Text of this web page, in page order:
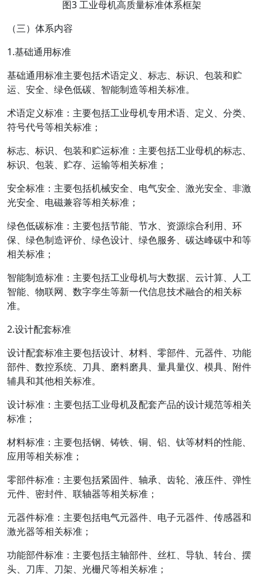
图3 工业母机高质量标准体系框架
（三）体系内容
1.基础通用标准
基础通用标准主要包括术语定义、标志、标识、包装和贮
运、安全、绿色低碳、智能制造等相关标准。
术语定义标准：主要包括工业母机专用术语、定义、分类、
符号代号等相关标准；
标志、标识、包装和贮运标准：主要包括工业母机的标志、
标识、包装、贮存、运输等相关标准；
安全标准：主要包括机械安全、电气安全、激光安全、非激
光安全、电磁兼容等相关标准；
绿色低碳标准：主要包括节能、节水、资源综合利用、环
保、绿色制造评价、绿色设计、绿色服务、碳达峰碳中和等
相关标准；
智能制造标准：主要包括工业母机与大数据、云计算、人工
智能、物联网、数字孪生等新一代信息技术融合的相关标
准。
2.设计配套标准
设计配套标准主要包括设计、材料、零部件、元器件、功能
部件、数控系统、刀具、磨料磨具、量具量仪、模具、附件
辅具和其他相关标准。
设计标准：主要包括工业母机及配套产品的设计规范等相关
标准；
材料标准：主要包括钢、铸铁、铜、铝、钛等材料的性能、
应用等相关标准；
零部件标准：主要包括紧固件、轴承、齿轮、液压件、弹性
元件、密封件、联轴器等相关标准；
元器件标准：主要包括电气元器件、电子元器件、传感器和
激光器等相关标准；
功能部件标准：主要包括主轴部件、丝杠、导轨、转台、摆
头、刀库、刀架、光栅尺等相关标准；